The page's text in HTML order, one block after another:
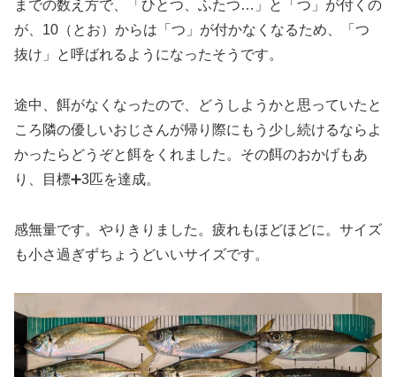
までの数え方で、「ひとつ、ふたつ…」と「つ」が付くの
が、10（とお）からは「つ」が付かなくなるため、「つ
抜け」と呼ばれるようになったそうです。
途中、餌がなくなったので、どうしようかと思っていたと
ころ隣の優しいおじさんが帰り際にもう少し続けるならよ
かったらどうぞと餌をくれました。その餌のおかげもあ
り、目標➕3匹を達成。
感無量です。やりきりました。疲れもほどほどに。サイズ
も小さ過ぎずちょうどいいサイズです。